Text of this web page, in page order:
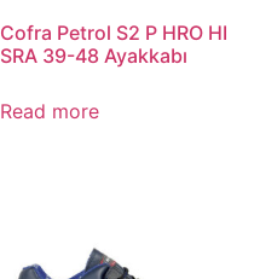
Cofra Petrol S2 P HRO HI
SRA 39-48 Ayakkabı
Read more